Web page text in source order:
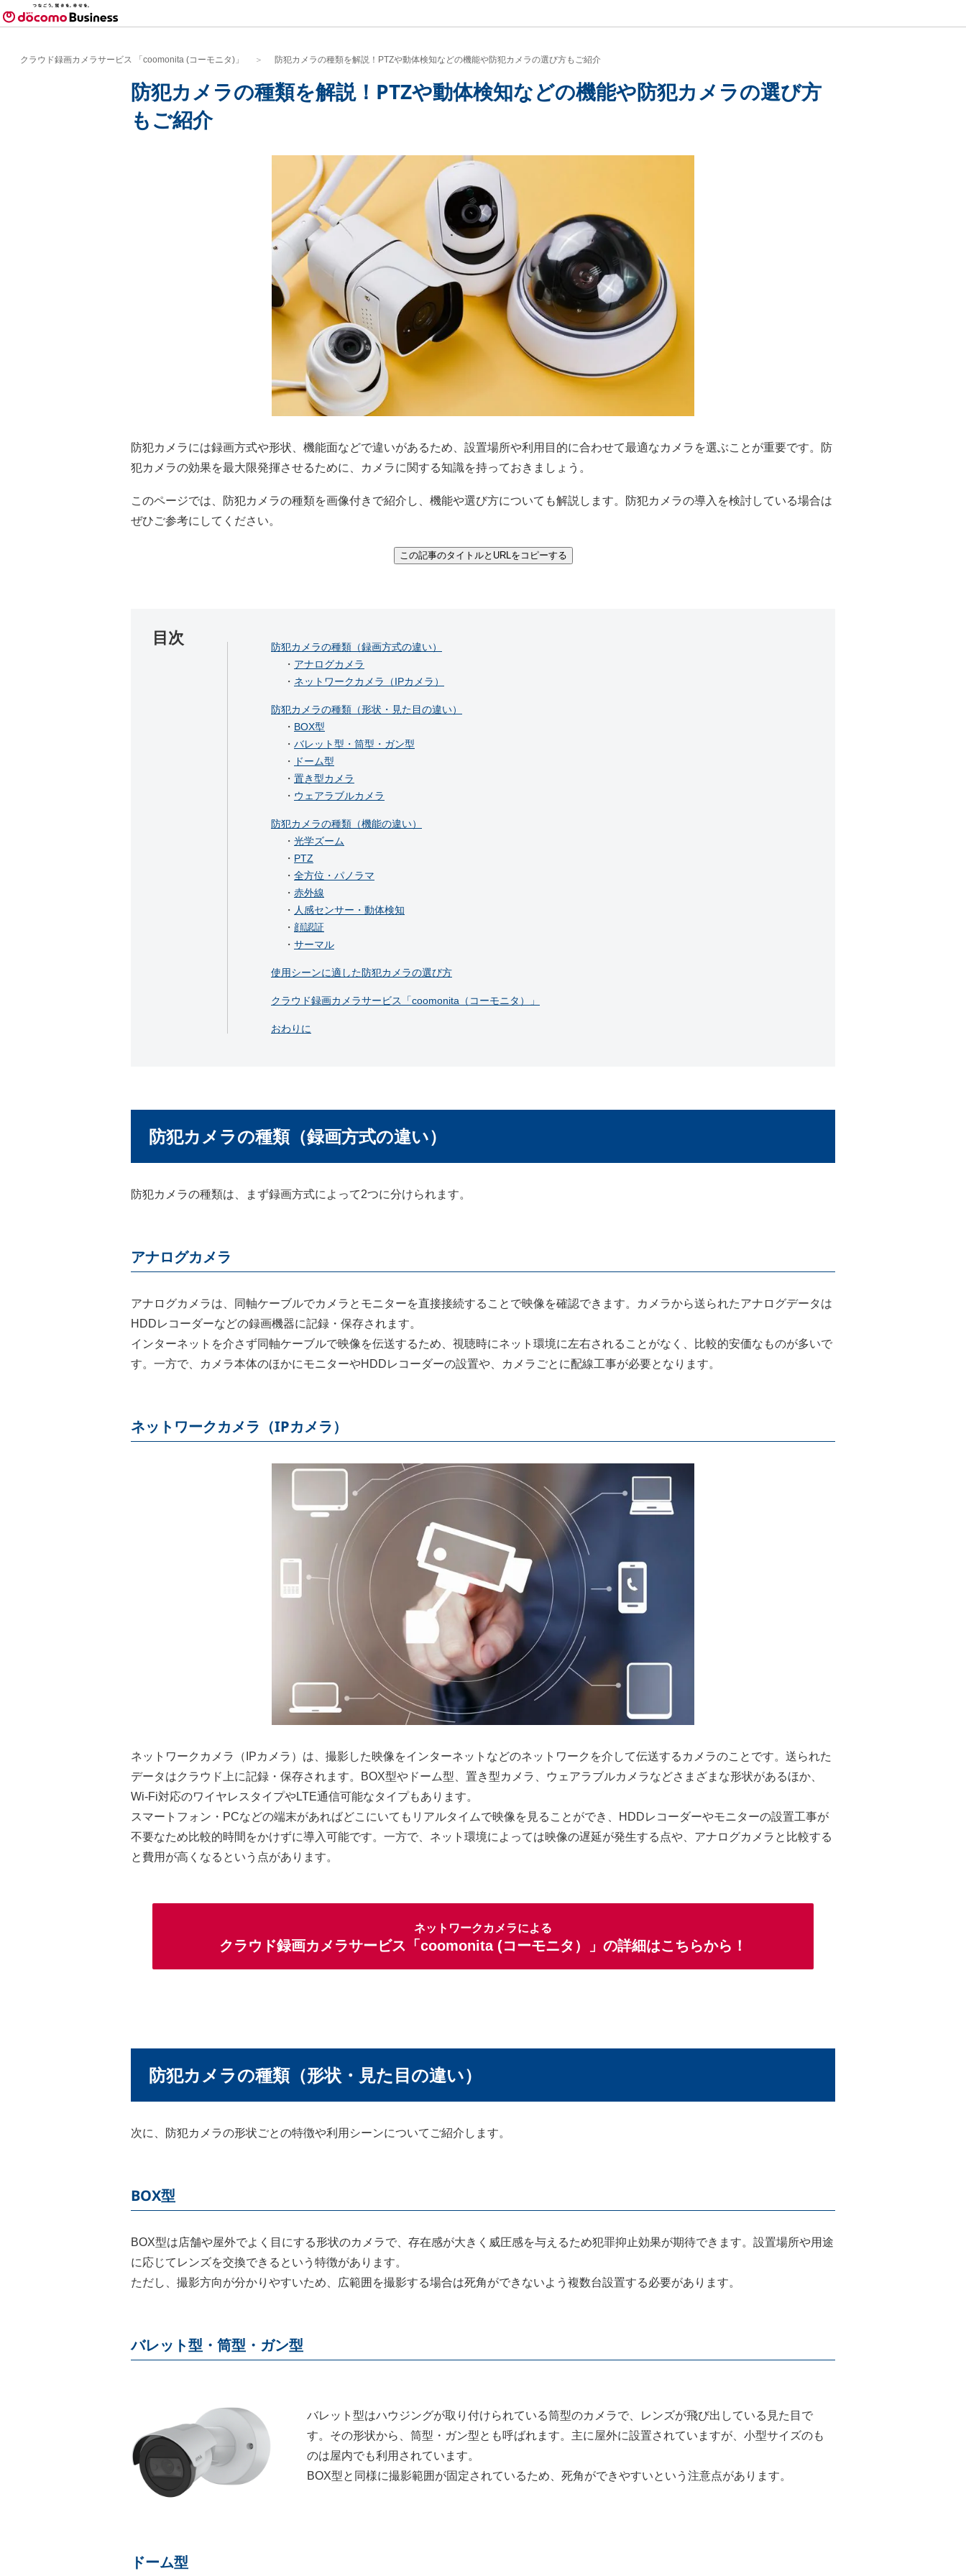
クラウド録画カメラサービス 「coomonita (コーモニタ)」 防犯カメラの種類を解説！PTZや動体検知などの機能や防犯カメラの選び方もご紹介
防犯カメラの種類を解説！PTZや動体検知などの機能や防犯カメラの選び方
もご紹介
防犯カメラには録画方式や形状、機能面などで違いがあるため、設置場所や利用目的に合わせて最適なカメラを選ぶことが重要です。防
犯カメラの効果を最大限発揮させるために、カメラに関する知識を持っておきましょう。
このページでは、防犯カメラの種類を画像付きで紹介し、機能や選び方についても解説します。防犯カメラの導入を検討している場合は
ぜひご参考にしてください。
この記事のタイトルとURLをコピーする
目次
防犯カメラの種類（録画方式の違い）
・ アナログカメラ
・ ネットワークカメラ（IPカメラ）
防犯カメラの種類（形状・見た目の違い）
・ BOX型
・ バレット型・筒型・ガン型
・
ドーム型
・ 置き型カメラ
・ ウェアラブルカメラ
防犯カメラの種類（機能の違い）
・ 光学ズーム
・ PTZ
・ 全方位・パノラマ
・ 赤外線
・ 人感センサー・動体検知
・ 顔認証
・ サーマル
使用シーンに適した防犯カメラの選び方
クラウド録画カメラサービス「coomonita（コーモニタ）」
おわりに
防犯カメラの種類（録画方式の違い）
防犯カメラの種類は、まず録画方式によって2つに分けられます。
アナログカメラ
アナログカメラは、同軸ケーブルでカメラとモニターを直接接続することで映像を確認できます。カメラから送られたアナログデータは
HDDレコーダーなどの録画機器に記録・保存されます。
インターネットを介さず同軸ケーブルで映像を伝送するため、視聴時にネット環境に左右されることがなく、比較的安価なものが多いで
す。一方で、カメラ本体のほかにモニターやHDDレコーダーの設置や、カメラごとに配線工事が必要となります。
ネットワークカメラ（IPカメラ）
ネットワークカメラ（IPカメラ）は、撮影した映像をインターネットなどのネットワークを介して伝送するカメラのことです。送られた
データはクラウド上に記録・保存されます。BOX型やドーム型、置き型カメラ、ウェアラブルカメラなどさまざまな形状があるほか、
Wi-Fi対応のワイヤレスタイプやLTE通信可能なタイプもあります。
スマートフォン・PCなどの端末があればどこにいてもリアルタイムで映像を見ることができ、HDDレコーダーやモニターの設置工事が
不要なため比較的時間をかけずに導入可能です。一方で、ネット環境によっては映像の遅延が発生する点や、アナログカメラと比較する
と費用が高くなるという点があります。
ネットワークカメラによる
クラウド録画カメラサービス「coomonita (コーモニタ）」の詳細はこちらから！
防犯カメラの種類（形状・見た目の違い）
次に、防犯カメラの形状ごとの特徴や利用シーンについてご紹介します。
BOX型
BOX型は店舗や屋外でよく目にする形状のカメラで、存在感が大きく威圧感を与えるため犯罪抑止効果が期待できます。設置場所や用途
に応じてレンズを交換できるという特徴があります。
ただし、撮影方向が分かりやすいため、広範囲を撮影する場合は死角ができないよう複数台設置する必要があります。
バレット型・筒型・ガン型
バレット型はハウジングが取り付けられている筒型のカメラで、レンズが飛び出している見た目で
す。その形状から、筒型・ガン型とも呼ばれます。主に屋外に設置されていますが、小型サイズのも
のは屋内でも利用されています。
BOX型と同様に撮影範囲が固定されているため、死角ができやすいという注意点があります。
ドーム型